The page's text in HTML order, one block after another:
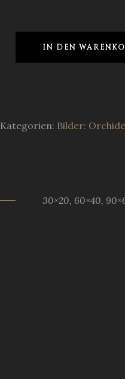
IN DEN
Kategorien: Bilder:
30×20, 60×40,